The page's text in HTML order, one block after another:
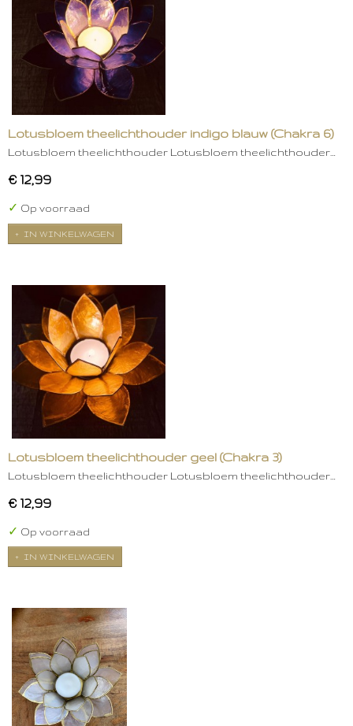
Lotusbloem theelichthouder indigo blauw (Chakra 6)
Lotusbloem theelichthouder Lotusbloem theelichthouder…
€ 12,99
✓ Op voorraad
IN WINKELWAGEN
Lotusbloem theelichthouder geel (Chakra 3)
Lotusbloem theelichthouder Lotusbloem theelichthouder…
€ 12,99
✓ Op voorraad
IN WINKELWAGEN